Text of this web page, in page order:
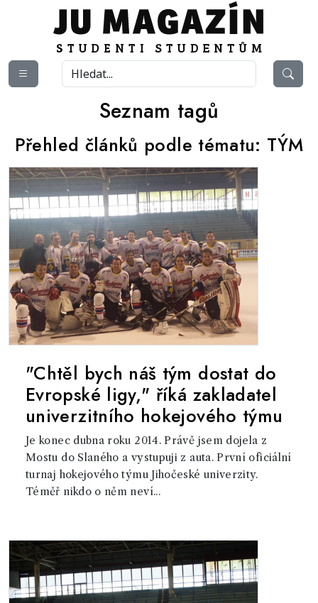
Seznam tagů
Přehled článků podle tématu: TÝM
"Chtěl bych náš tým dostat do
Evropské ligy," říká zakladatel
univerzitního hokejového týmu
Je konec dubna roku 2014. Právě jsem dojela z
Mostu do Slaného a vystupuji z auta. První oficiální
turnaj hokejového týmu Jihočeské univerzity.
Téměř nikdo o něm neví...